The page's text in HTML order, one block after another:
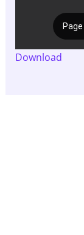
Download